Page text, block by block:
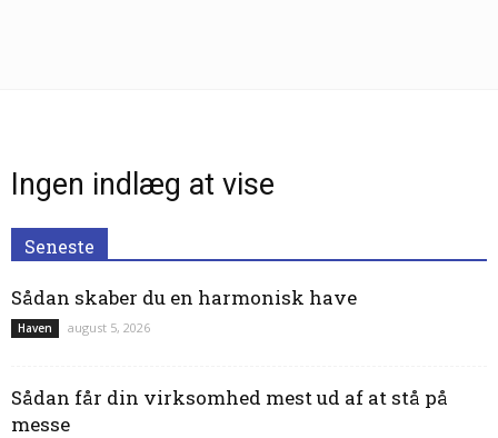
Ingen indlæg at vise
Seneste
Sådan skaber du en harmonisk have
Haven august 5, 2026
Sådan får din virksomhed mest ud af at stå på
messe